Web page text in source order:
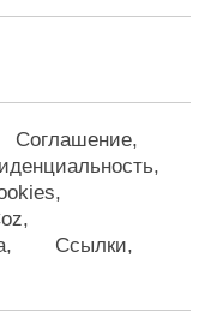
Соглашение
Ссылки